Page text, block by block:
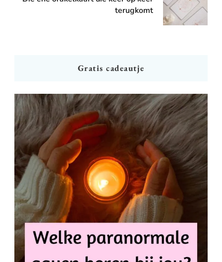
terugkomt
Gratis cadeautje